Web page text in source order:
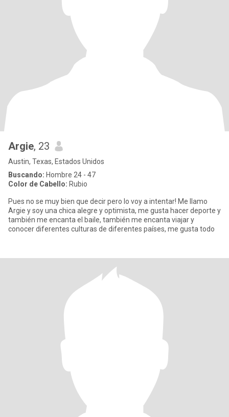
Argie, 23
Austin, Texas, Estados Unidos
Buscando: Hombre 24 - 47
Color de Cabello: Rubio
Pues no se muy bien que decir pero lo voy a intentar! Me llamo
Argie y soy una chica alegre y optimista, me gusta hacer deporte y
también me encanta el baile, también me encanta viajar y
conocer diferentes culturas de diferentes países, me gusta todo